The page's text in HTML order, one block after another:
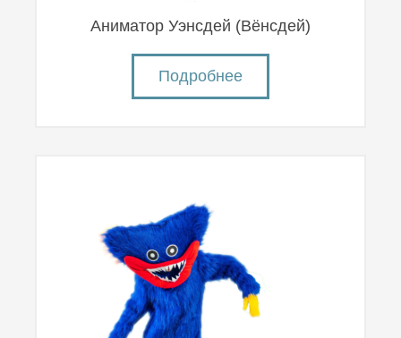
Аниматор Уэнсдей (Вëнсдей)
Подробнее